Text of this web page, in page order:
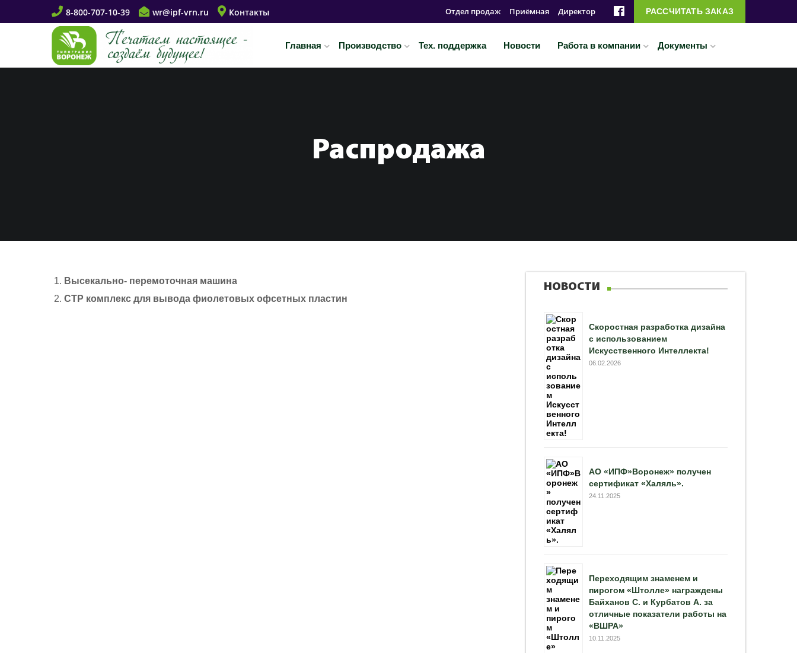
8-800-707-10-39 wr@ipf-vrn.ru Контакты Отдел продаж Приёмная Директор РАССЧИТАТЬ ЗАКАЗ
Главная Производство Тех. поддержка Новости Работа в компании Документы
Распродажа
Высекально- перемоточная машина
СТР комплекс для вывода фиолетовых офсетных пластин
НОВОСТИ
Скоростная разработка дизайна
с использованием
Искусственного Интеллекта!
06.02.2026
АО «ИПФ»Воронеж» получен
сертификат «Халяль».
24.11.2025
Переходящим знаменем и
пирогом «Штолле» награждены
Байханов С. и Курбатов А. за
отличные показатели работы на
«ВШРА»
10.11.2025